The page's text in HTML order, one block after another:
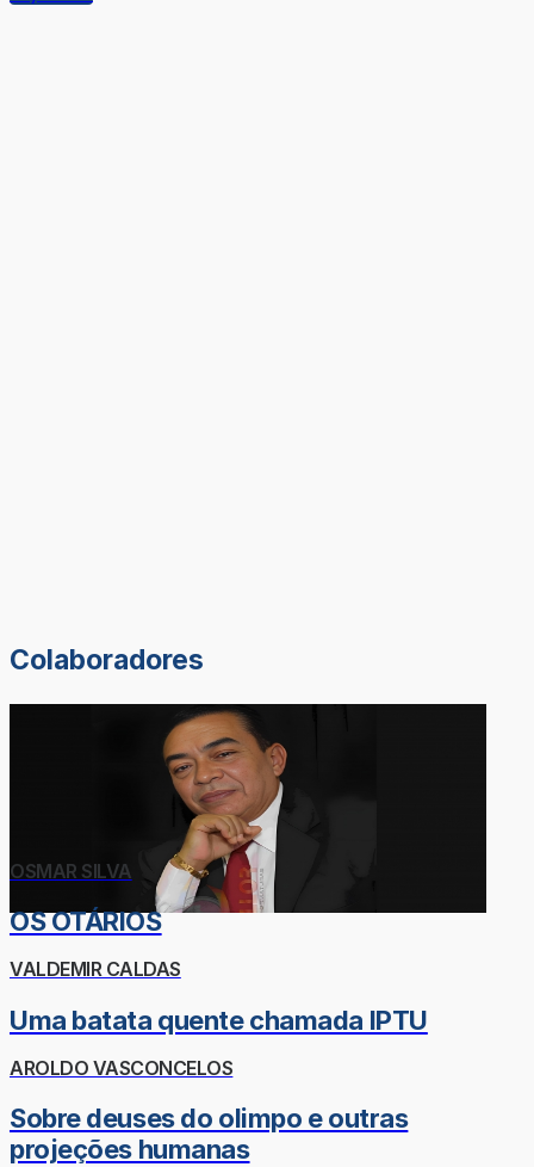
Colaboradores
OSMAR SILVA
OS OTÁRIOS
VALDEMIR CALDAS
Uma batata quente chamada IPTU
AROLDO VASCONCELOS
Sobre deuses do olimpo e outras
projeções humanas